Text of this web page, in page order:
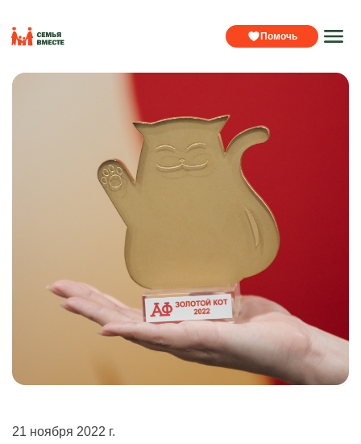
Помочь
21 ноября 2022 г.